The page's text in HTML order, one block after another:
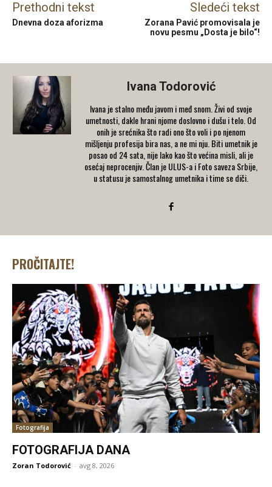
Prethodni tekst
Dnevna doza aforizma
Sledeći tekst
Zorana Pavić promovisala je
novu pesmu „Dosta je bilo“!
Ivana Todorović
Ivana je stalno među javom i međ snom. Živi od svoje
umetnosti, dakle hrani njome doslovno i dušu i telo. Od
onih je srećnika što radi ono što voli i po njenom
mišljenju profesija bira nas, a ne mi nju. Biti umetnik je
posao od 24 sata, nije lako kao što većina misli, ali je
osećaj neprocenjiv. Član je ULUS-a i Foto saveza Srbije,
u statusu je samostalnog umetnika i time se diči.
PROČITAJTE!
Fotografija
FOTOGRAFIJA DANA
Zoran Todorović - avg 8, 2026